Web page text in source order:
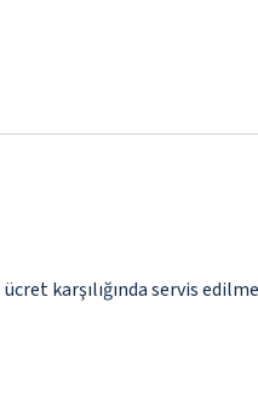
karşılığında servis